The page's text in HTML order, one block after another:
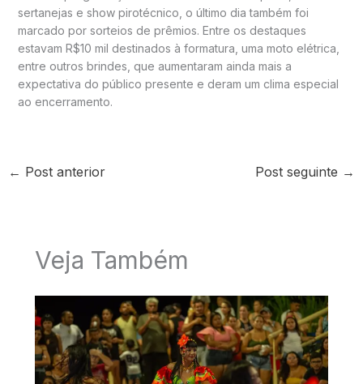
sertanejas e show pirotécnico, o último dia também foi
marcado por sorteios de prêmios. Entre os destaques
estavam R$10 mil destinados à formatura, uma moto elétrica,
entre outros brindes, que aumentaram ainda mais a
expectativa do público presente e deram um clima especial
ao encerramento.
← Post anterior Post seguinte →
Veja Também